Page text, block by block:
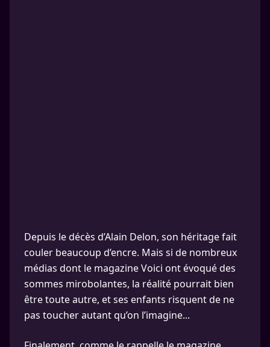
Depuis le décès d’Alain Delon, son héritage fait
couler beaucoup d’encre. Mais si de nombreux
médias dont le magazine Voici ont évoqué des
sommes mirobolantes, la réalité pourrait bien
être toute autre, et ses enfants risquent de ne
pas toucher autant qu’on l’imagine...